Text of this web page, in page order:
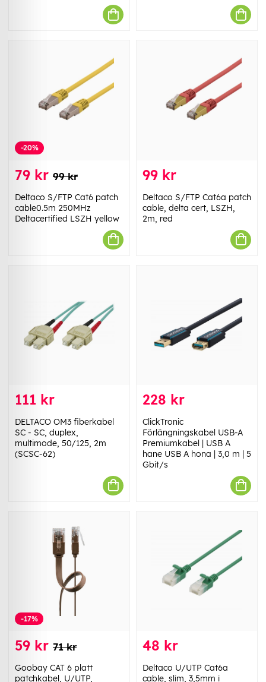
-20%
79 kr 99 kr
Deltaco S/FTP Cat6 patch
cable0.5m 250MHz
Deltacertified LSZH yellow
99 kr
Deltaco S/FTP Cat6a patch
cable, delta cert, LSZH,
2m, red
111 kr
DELTACO OM3 fiberkabel
SC - SC, duplex,
multimode, 50/125, 2m
(SCSC-62)
228 kr
ClickTronic
Förlängningskabel USB-A
Premiumkabel | USB A
hane USB A hona | 3,0 m | 5
Gbit/s
-17%
59 kr 71 kr
Goobay CAT 6 platt
patchkabel, U/UTP,
48 kr
Deltaco U/UTP Cat6a
cable, slim, 3,5mm i